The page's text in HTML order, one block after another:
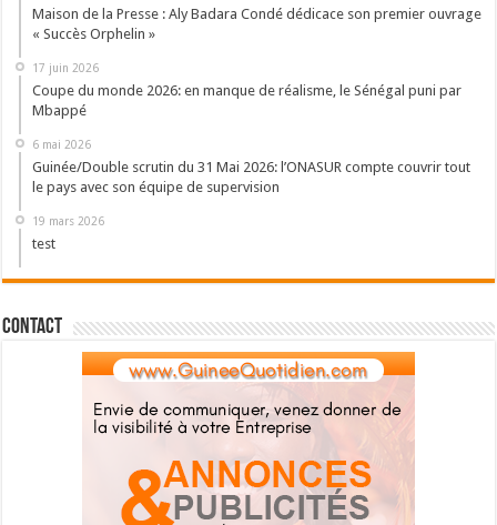
Maison de la Presse : Aly Badara Condé dédicace son premier ouvrage
« Succès Orphelin »
17 juin 2026
Coupe du monde 2026: en manque de réalisme, le Sénégal puni par
Mbappé
6 mai 2026
Guinée/Double scrutin du 31 Mai 2026: l’ONASUR compte couvrir tout
le pays avec son équipe de supervision
19 mars 2026
test
Contact